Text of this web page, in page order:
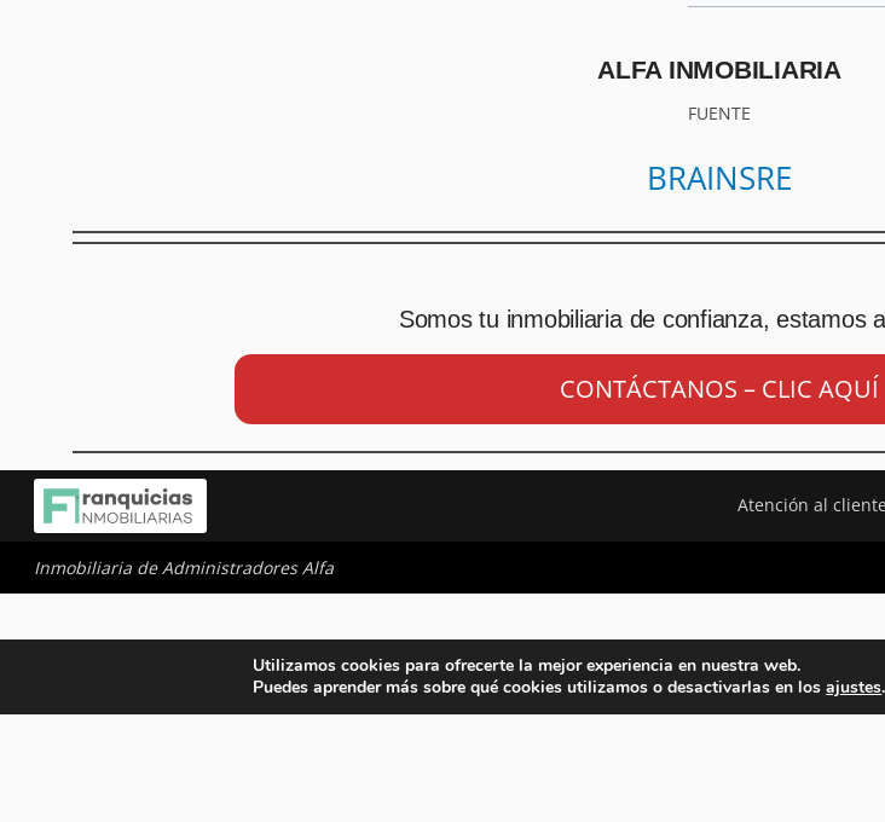
ALFA INMOBILIARIA
FUENTE
BRAINSRE
Somos tu inmobiliaria de confianza, estamos
CONTÁCTANOS – CLIC AQUÍ
Atención al cliente
Inmobiliaria de Administradores Alfa
Utilizamos cookies para ofrecerte la mejor experiencia en nuestra web.
Puedes aprender más sobre qué cookies utilizamos o desactivarlas en losajustes.